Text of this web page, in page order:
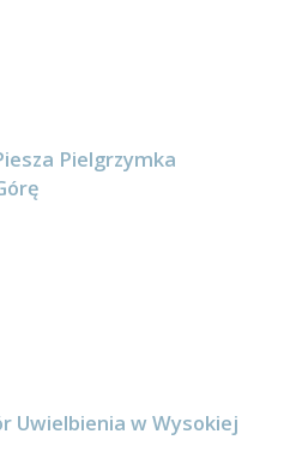
Pielgrzymka
Uwielbienia w Wysokiej